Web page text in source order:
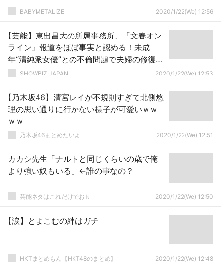
BABYMETALIZE 2020/1/22(We) 12:56
【芸能】東出昌大の所属事務所、『文春オン
ライン』報道をほぼ事実と認める！未成
年“清純派女優”との不倫問題で夫婦の修復は
困難か？
SHOWBIZ JAPAN 2020/1/22(We) 12:53
【乃木坂46】清宮レイが不規則すぎて北側悠
理の思い通りに行かない様子が可愛いｗｗ
ｗｗ
乃木坂46まとめたいよ 2020/1/22(We) 12:51
カカシ先生「ナルトと同じくらいの歳で俺
より強い奴もいる」←誰の事なの？
芸能ネタはこれだけでおｋ 2020/1/22(We) 12:50
【涙】とよこむの絆はガチ
HKTまとめもん【HKT48のまとめ】 2020/1/22(We) 12:48